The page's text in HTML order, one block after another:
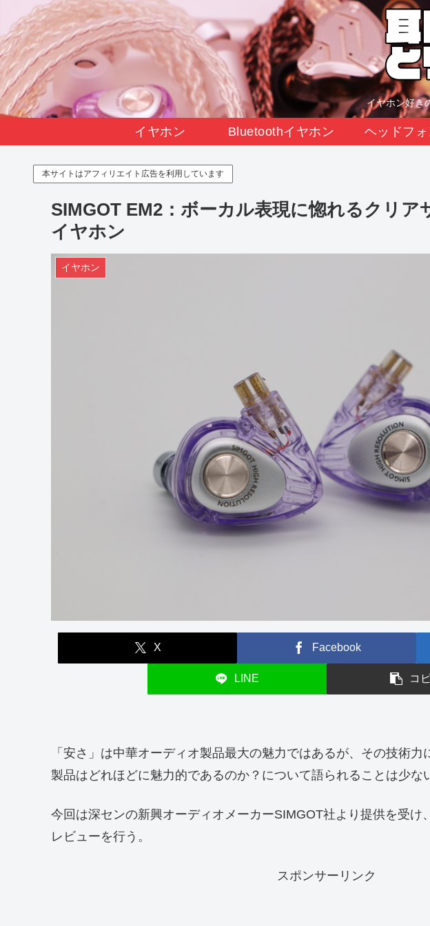
イヤホン好き
イヤホン Bluetoothイヤホン ヘッドフォ
本サイトはアフィリエイト広告を利用しています
SIMGOT EM2：ボーカル表現に惚れるクリア
イヤホン
イヤホン
X Facebook
LINE コ
「安さ」は中華オーディオ製品最大の魅力ではあるが、その技術
製品はどれほどに魅力的であるのか？について語られることは少な
今回は深センの新興オーディオメーカーSIMGOT社より提供を受け
レビューを行う。
スポンサーリンク